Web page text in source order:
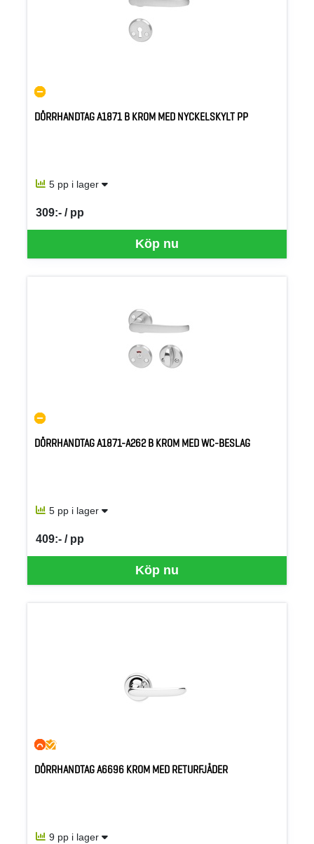
DÖRRHANDTAG A1871 B KROM MED NYCKELSKYLT PP
5 pp i lager
Köp nu
309:- / pp
SEK per PP
DÖRRHANDTAG A1871-A262 B KROM MED WC-BESLAG
5 pp i lager
Köp nu
409:- / pp
SEK per PP
DÖRRHANDTAG A6696 KROM MED RETURFJÄDER
9 pp i lager